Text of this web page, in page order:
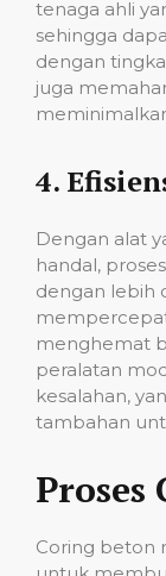
tenaga ahli
sehingga
dengan
juga
4.
Dengan alat
handal,
dengan lebih
menghemat
peralatan
kesalahan,
tambahan
Proses
Coring beton